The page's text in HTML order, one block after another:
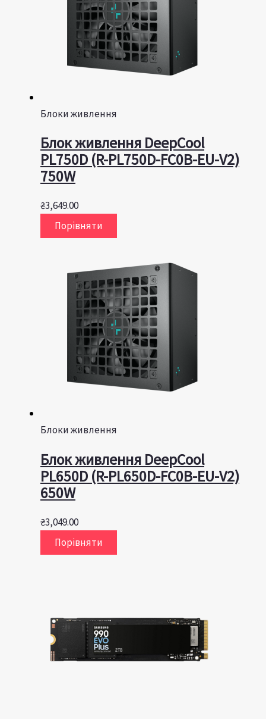
Блоки живлення
Блок живлення DeepCool
PL750D (R-PL750D-FC0B-EU-V2)
750W
₴3,649.00
Порівняти
Блоки живлення
Блок живлення DeepCool
PL650D (R-PL650D-FC0B-EU-V2)
650W
₴3,049.00
Порівняти